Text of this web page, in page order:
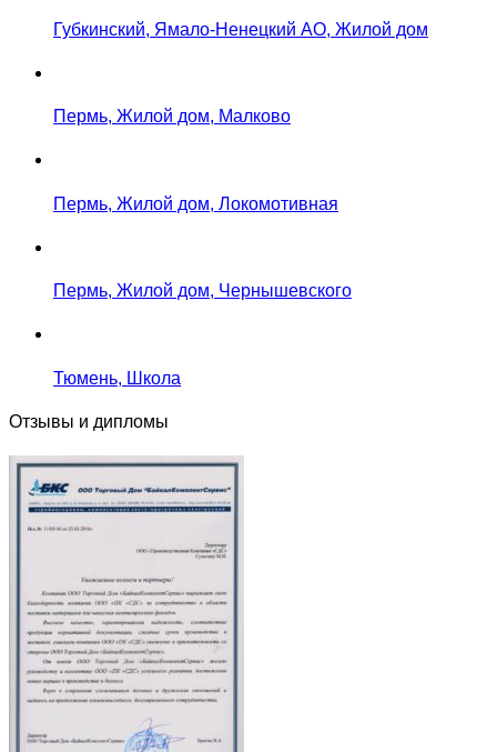
Губкинский, Ямало-Ненецкий АО, Жилой дом
Пермь, Жилой дом, Малково
Пермь, Жилой дом, Локомотивная
Пермь, Жилой дом, Чернышевского
Тюмень, Школа
Отзывы и дипломы